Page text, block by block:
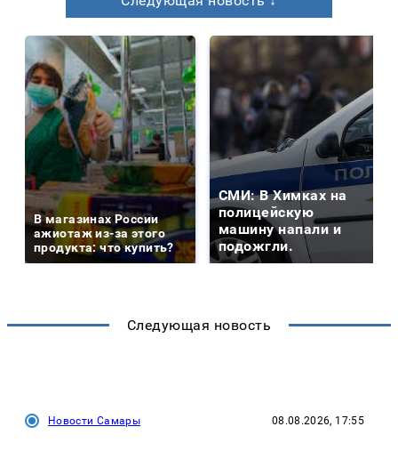
В магазинах России
ажиотаж из-за этого
продукта: что купить?
СМИ: В Химках на
полицейскую
машину напали и
подожгли.
Следующая новость
Новости Самары 08.08.2026, 17:55